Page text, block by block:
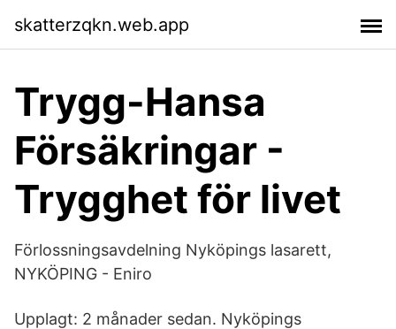
skatterzqkn.web.app
Trygg-Hansa
Försäkringar -
Trygghet för livet
Förlossningsavdelning Nyköpings lasarett,
NYKÖPING - Eniro
Upplagt: 2 månader sedan. Nyköpings